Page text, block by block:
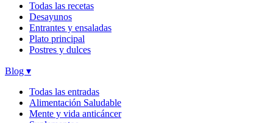
Todas las recetas
Desayunos
Entrantes y ensaladas
Plato principal
Postres y dulces
Blog ▾
Todas las entradas
Alimentación Saludable
Mente y vida anticáncer